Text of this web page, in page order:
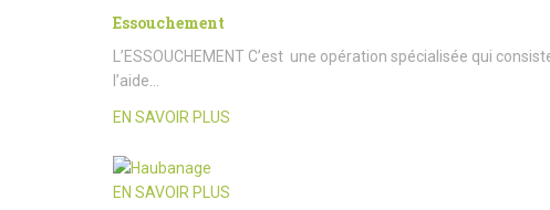
Essouchement
L’ESSOUCHEMENT C’est une opération spécialisée qui
l’aide…
EN SAVOIR PLUS
EN SAVOIR PLUS